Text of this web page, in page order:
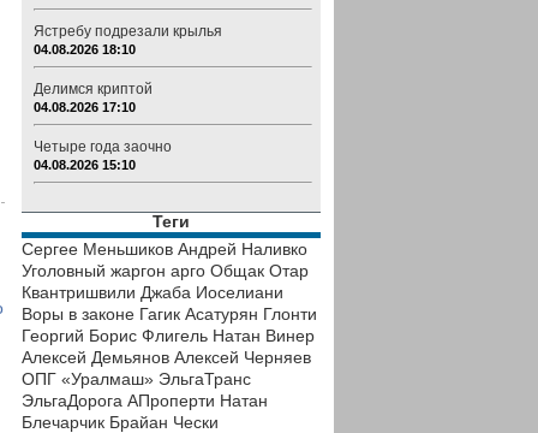
Ястребу подрезали крылья
04.08.2026 18:10
Делимся криптой
04.08.2026 17:10
Четыре года заочно
04.08.2026 15:10
Теги
Сергее Меньшиков Андрей Наливко
Уголовный жаргон арго Общак Отар
Квантришвили Джаба Иоселиани
Воры в законе Гагик Асатурян Глонти
Георгий Борис Флигель Натан Винер
Алексей Демьянов Алексей Черняев
ОПГ «Уралмаш» ЭльгаТранс
ЭльгаДорога АПроперти Натан
Блечарчик Брайан Чески